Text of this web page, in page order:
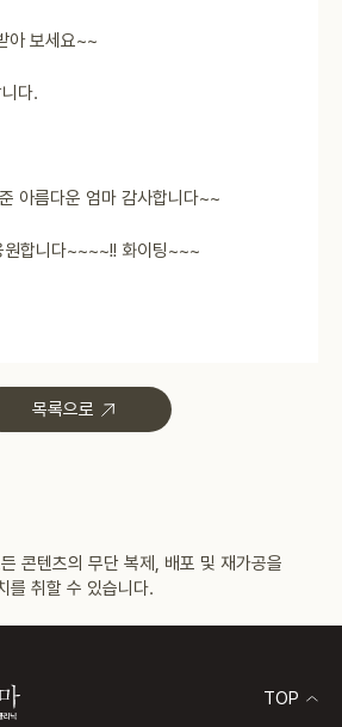
아 보세요~~
다.
아름다운 엄마 감사합니다~~
원합니다~~~~!! 화이팅~~~
목록으로
콘텐츠의 무단 복제, 배포 및 재가공을
를 취할 수 있습니다.
TOP